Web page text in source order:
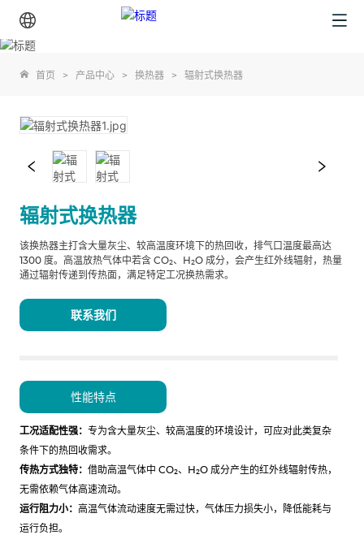
首页 > 产品中心 > 换热器 > 辐射式换热器
辐射式换热器
该换热器主打含大量灰尘、较高温度环境下的热回收，排气口温度最高达
1300 度。高温放热气体中若含 CO₂、H₂O 成分，会产生红外线辐射，热量
通过辐射传递到传热面，满足特定工况换热需求。
联系我们
性能特点
工况适配性强：专为含大量灰尘、较高温度的环境设计，可应对此类复杂
条件下的热回收需求。
传热方式独特：借助高温气体中 CO₂、H₂O 成分产生的红外线辐射传热，
无需依赖气体高速流动。
运行阻力小：高温气体流动速度无需过快，气体压力损失小，降低能耗与
运行负担。